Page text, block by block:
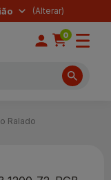
0
Ralado